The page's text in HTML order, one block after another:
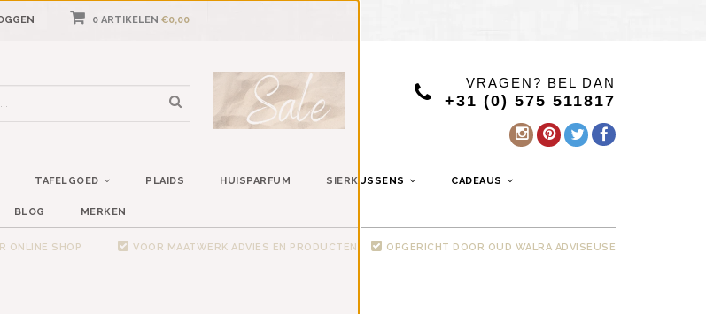
0 ARTIKELEN €0,00
VRAGEN? BEL DAN
+31 (0) 575 511817
TAFELGOED PLAIDS HUISPARFUM SIERKUSSENS CADEAUS
BLOG MERKEN
ONLINE SHOP VOOR MAATWERK ADVIES EN PRODUCTEN OPGERICHT DOOR OUD WALRA ADVISEUSE